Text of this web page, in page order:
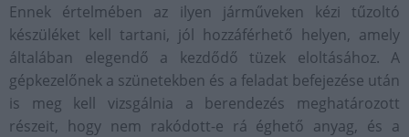
Ennek értelmében az ilyen járműveken kézi tűzoltó
készüléket kell tartani, jól hozzáférhető helyen, amely
általában elegendő a kezdődő tüzek eloltásához. A
gépkezelőnek a szünetekben és a feladat befejezése után
is meg kell vizsgálnia a berendezés meghatározott
részeit, hogy nem rakódott-e rá éghető anyag, és a